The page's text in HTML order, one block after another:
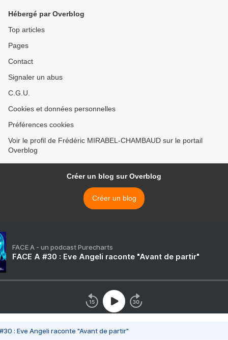
Hébergé par Overblog
Top articles
Pages
Contact
Signaler un abus
C.G.U.
Cookies et données personnelles
Préférences cookies
Voir le profil de Frédéric MIRABEL-CHAMBAUD sur le portail
Overblog
Créer un blog sur Overblog
Créer un blog
FACE A - un podcast Purecharts
FACE A #30 : Eve Angeli raconte "Avant de partir"
#30 : Eve Angeli raconte "Avant de partir"